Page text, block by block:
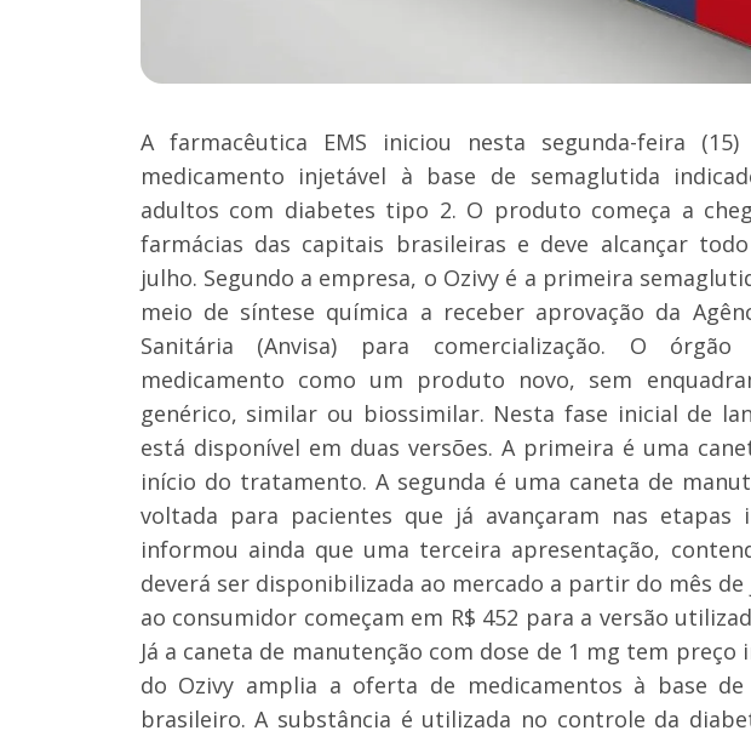
A farmacêutica EMS iniciou nesta segunda-feira
medicamento injetável à base de semaglutida
adultos com diabetes tipo 2. O produto começa a
farmácias das capitais brasileiras e deve alcançar
julho. Segundo a empresa, o Ozivy é a primeira
meio de síntese química a receber aprovação da
Sanitária (Anvisa) para comercialização. O
medicamento como um produto novo, sem
genérico, similar ou biossimilar. Nesta fase inicial de
está disponível em duas versões. A primeira é uma
início do tratamento. A segunda é uma caneta de
voltada para pacientes que já avançaram nas etapas
informou ainda que uma terceira apresentação,
deverá ser disponibilizada ao mercado a partir do mês
ao consumidor começam em R$ 452 para a versão
Já a caneta de manutenção com dose de 1 mg tem preço
do Ozivy amplia a oferta de medicamentos à base
brasileiro. A substância é utilizada no controle da